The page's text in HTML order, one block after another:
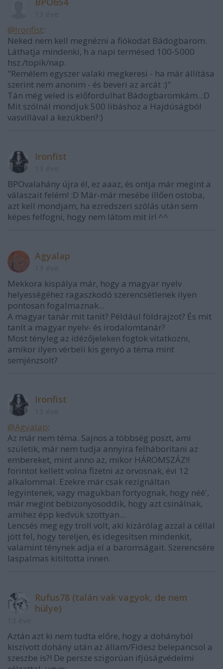
@Ironfist:
Neked nem kell megnézni a fiókodat Bádogbarom.
Láthatja mindenki, h a napi termésed 100-5000
hsz./topik/nap.
"Remélem egyszer valaki megkeresi - ha már állítása
szerint nem anonim - és beveri az arcát :)"
Tán még veled is előfordulhat Bádogbaromkám..:D
Mit szólnál mondjuk 500 libáshoz a Hajdúságból
vasvillával a kezükben?:)
Ironfist
BPOvalahány újra él, ez aaaz, és ontja már megint a
válaszait felém! :D Már-már mesébe illően ostoba,
azt kell mondjam, ha ezredszeri szólás után sem
képes felfogni, hogy nem látom mit ír! ^^
Agyalap
Mekkora kispálya már, hogy a magyar nyelv
helyességéhez ragaszkodó szerencsétlenek ilyen
pontosan fogalmaznak...
A magyar tanár mit tanít? Például földrajzot? És mit
tanít a magyar nyelv- és irodalomtanár?
Most tényleg az idézőjeleken fogtok vitatkozni,
amikor ilyen vérbeli kis genyó a téma mint
semjénzsolt?
Ironfist
@Agyalap:
Az már nem téma. Sajnos a többség poszt, ami
születik, már nem tudja annyira felháborítani az
embereket, mint anno az, mikor HÁROMSZÁZ!!
forintot kellett volna fizetni az orvosnak, évi 12
alkalommal. Ezekre már csak rezignáltan
legyintenek, vagy magukban fortyognak, hogy néé',
már megint bebizonyosoddik, hogy azt csinálnak,
amihez épp kedvük szottyan...
Lencsés meg egy troll volt, aki kizárólag azzal a céllal
jött fel, hogy tereljen, és idegesítsen mindenkit,
valamint ténynek adja el a baromságait. Szerencsére
laspalmas kitiltotta innen.
Rufus78 (talán vak vagyok, de nem
hülye)
Aztán azt ki nem tudta előre, hogy a dohányból
kiszívott dohány után az állam/Fidesz belepancsol a
szeszbe is?! De persze szigorúan ifjúságvédelmi